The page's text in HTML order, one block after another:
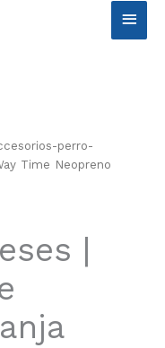
perro-
Time Neopreno
|